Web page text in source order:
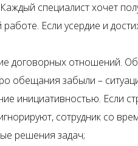
специалист хочет
Если усердие и
договорных отношений.
обещания забыли –
инициативностью. Если
сотрудник со
решения задач;